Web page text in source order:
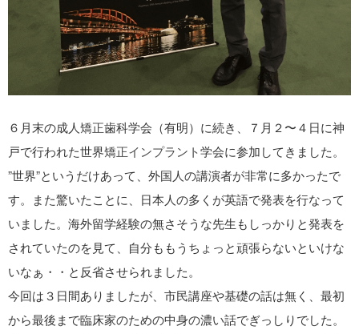
６月末の成人矯正歯科学会（有明）に続き、７月２〜４日に神
戸で行われた世界矯正インプラント学会に参加してきました。
”世界”というだけあって、外国人の講演者が非常に多かったで
す。また驚いたことに、日本人の多くが英語で発表を行なって
いました。海外留学経験の無さそうな先生もしっかりと発表を
されていたのを見て、自分ももうちょっと頑張らないといけな
いなぁ・・と反省させられました。
今回は３日間ありましたが、市民講座や基礎の話は無く、最初
から最後まで臨床家のための中身の濃い話でぎっしりでした。